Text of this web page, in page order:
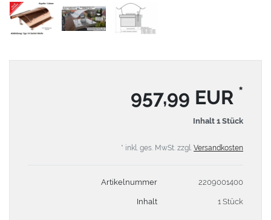
957,99 EUR *
Inhalt 1 Stück
* inkl. ges. MwSt. zzgl. Versandkosten
Artikelnummer 2209001400
Inhalt 1 Stück